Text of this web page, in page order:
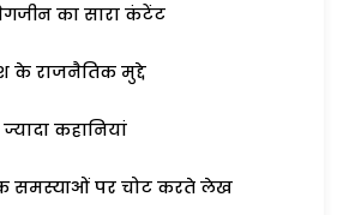
का सारा कंटेंट
के राजनैतिक मुद्दे
कहानियां
समस्याओं पर चोट करते लेख